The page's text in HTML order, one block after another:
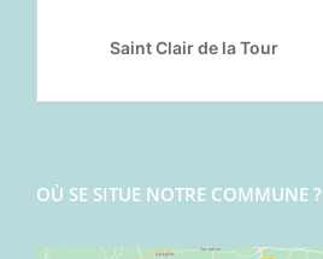
OÙ SE SITUE NOTRE COMMUNE ?